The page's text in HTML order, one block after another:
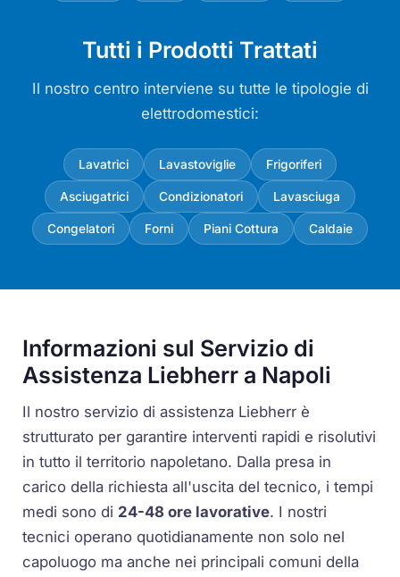
Tutti i Prodotti Trattati
Il nostro centro interviene su tutte le tipologie di
elettrodomestici:
Lavatrici Lavastoviglie Frigoriferi
Asciugatrici Condizionatori Lavasciuga
Congelatori Forni Piani Cottura Caldaie
Informazioni sul Servizio di
Assistenza Liebherr a Napoli
Il nostro servizio di assistenza Liebherr è
strutturato per garantire interventi rapidi e risolutivi
in tutto il territorio napoletano. Dalla presa in
carico della richiesta all'uscita del tecnico, i tempi
medi sono di 24-48 ore lavorative. I nostri
tecnici operano quotidianamente non solo nel
capoluogo ma anche nei principali comuni della